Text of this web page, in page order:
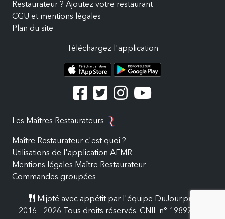
Restaurateur ? Ajoutez votre restaurant
CGU et mentions légales
Plan du site
Téléchargez l'application
Les Maîtres Restaurateurs
Maître Restaurateur c'est quoi ?
Utilisations de l'application AFMR
Mentions légales Maître Restaurateur
Commandes groupées
Mijoté avec appétit par l'équipe DuJour.pro
2016 - 2026 Tous droits réservés. CNIL n° 19897557.